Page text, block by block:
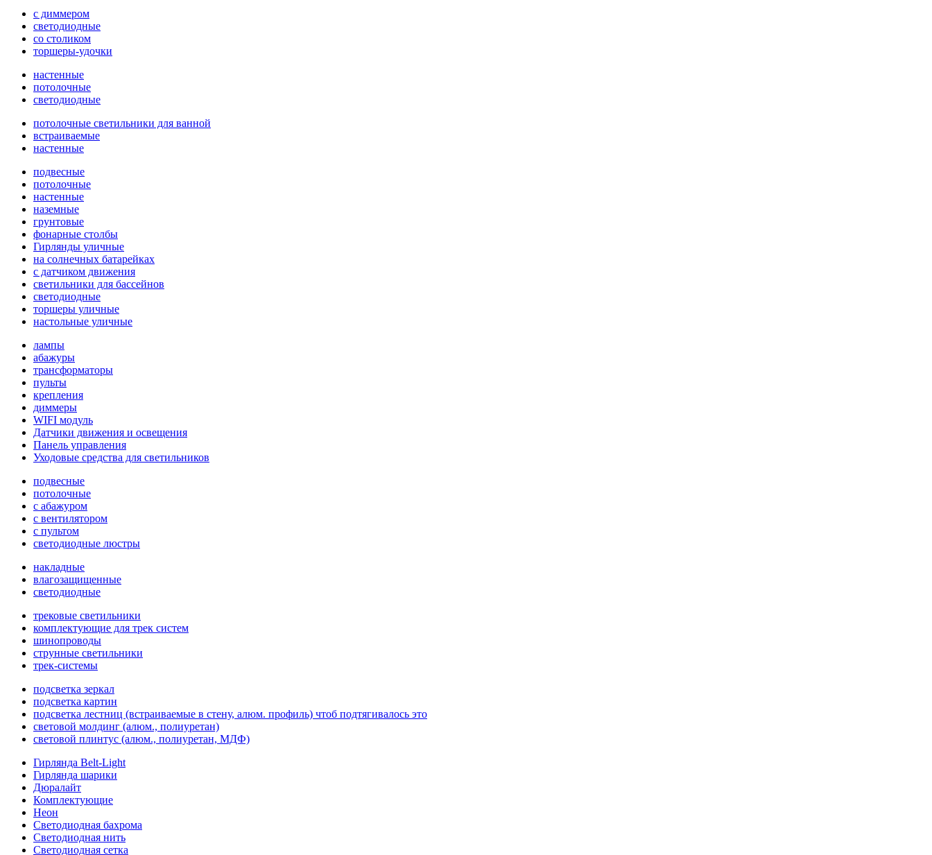
с диммером
светодиодные
со столиком
торшеры-удочки
настенные
потолочные
светодиодные
потолочные светильники для ванной
встраиваемые
настенные
подвесные
потолочные
настенные
наземные
грунтовые
фонарные столбы
Гирлянды уличные
на солнечных батарейках
с датчиком движения
светильники для бассейнов
светодиодные
торшеры уличные
настольные уличные
лампы
абажуры
трансформаторы
пульты
крепления
диммеры
WIFI модуль
Датчики движения и освещения
Панель управления
Уходовые средства для светильников
подвесные
потолочные
с абажуром
с вентилятором
с пультом
светодиодные люстры
накладные
влагозащищенные
светодиодные
трековые светильники
комплектующие для трек систем
шинопроводы
струнные светильники
трек-системы
подсветка зеркал
подсветка картин
подсветка лестниц (встраиваемые в стену, алюм. профиль) чтоб подтягивалось это
световой молдинг (алюм., полиуретан)
световой плинтус (алюм., полиуретан, МДФ)
Гирлянда Belt-Light
Гирлянда шарики
Дюралайт
Комплектующие
Неон
Светодиодная бахрома
Светодиодная нить
Светодиодная сетка